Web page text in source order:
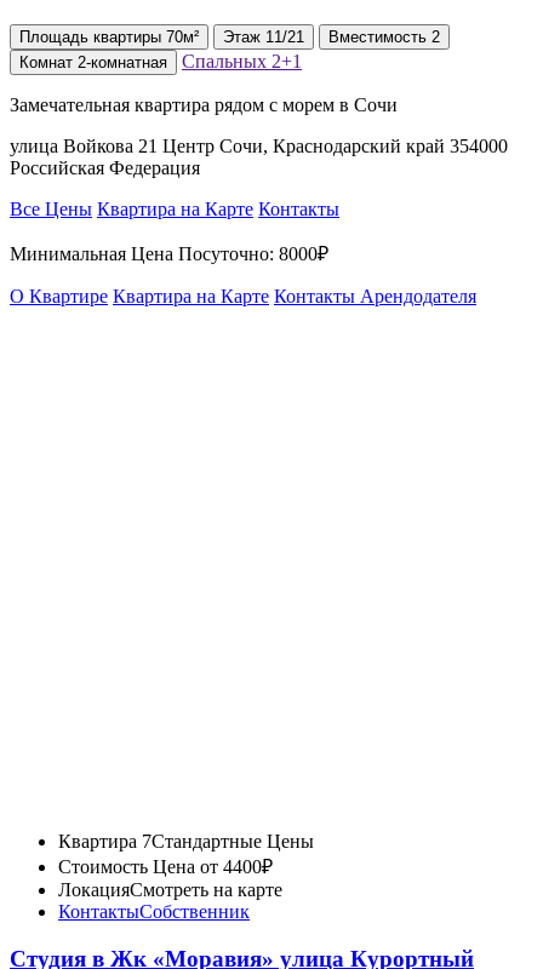
Площадь квартиры 70м² Этаж 11/21 Вместимость 2
Комнат 2-комнатная Спальных 2+1
Замечательная квартира рядом с морем в Сочи
улица Войкова 21 Центр Сочи, Краснодарский край 354000
Российская Федерация
Все Цены Квартира на Карте Контакты
Минимальная Цена Посуточно: 8000₽
О Квартире Квартира на Карте Контакты Арендодателя
Квартира 7Стандартные Цены
Стоимость Цена от 4400₽
ЛокацияСмотреть на карте
КонтактыСобственник
Студия в Жк «Моравия» улица Курортный